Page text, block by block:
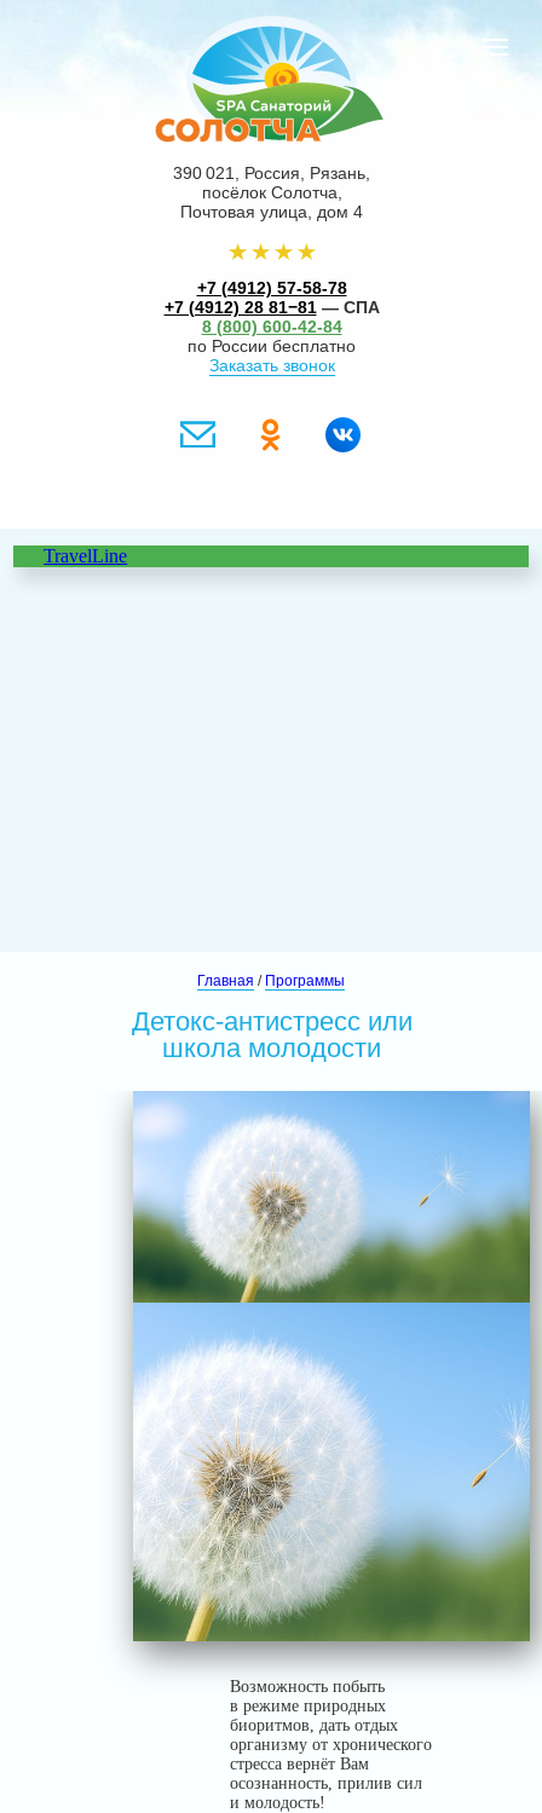
390 021, Россия, Рязань,
посёлок Солотча,
Почтовая улица, дом 4
+7 (4912) 57-58-78
+7 (4912) 28 81−81— СПА
8 (800) 600-42-84
по России бесплатно
Заказать звонок
TravelLine
Детокс-антистресс или
школа молодости
Главная / Программы
Возможность побыть
в режиме природных
биоритмов, дать отдых
организму от хронического
стресса вернёт Вам
осознанность, прилив сил
и молодость!